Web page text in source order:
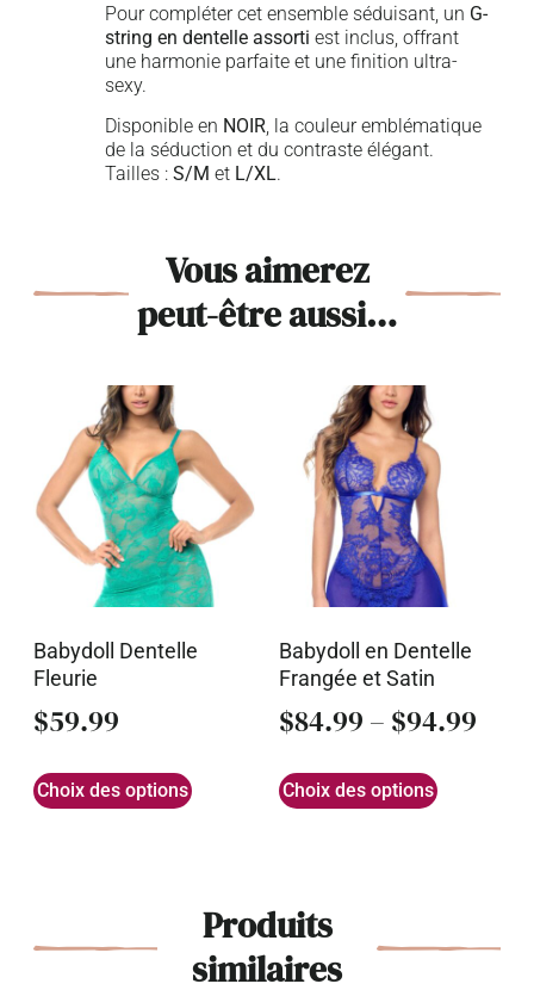
Pour compléter cet ensemble séduisant, un G-
string en dentelle assorti est inclus, offrant
une harmonie parfaite et une finition ultra-
sexy.
Disponible en NOIR, la couleur emblématique
de la séduction et du contraste élégant.
Tailles : S/M et L/XL.
Vous aimerez
peut-être aussi…
Babydoll Dentelle
Fleurie
$59.99
Choix des options
Babydoll en Dentelle
Frangée et Satin
$84.99 – $94.99
Choix des options
Produits
similaires